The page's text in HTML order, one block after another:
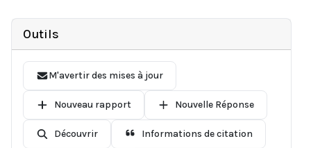
Outils
M'avertir des mises à jour
Nouveau rapport Nouvelle Réponse
Découvrir Informations de citation